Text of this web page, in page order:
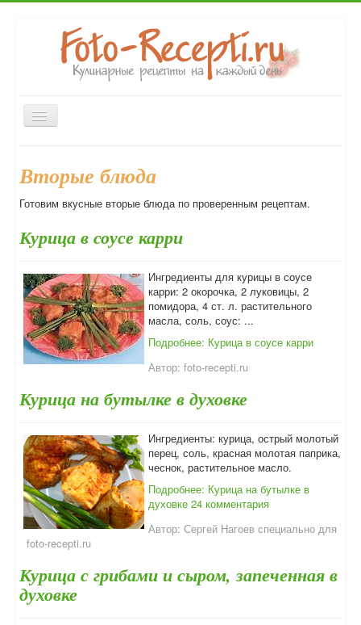
Включить/
выключить
Десерты Выпечка
Форум
Вторые блюда
Готовим вкусные вторые блюда по проверенным рецептам.
Курица в соусе карри
Ингредиенты для курицы в соусе
карри: 2 окорочка, 2 луковицы, 2
помидора, 4 ст. л. растительного
масла, соль, соус: ...
Подробнее: Курица в соусе карри
Автор: foto-recepti.ru
Курица на бутылке в духовке
Ингредиенты: курица, острый молотый
перец, соль, красная молотая паприка,
чеснок, растительное масло.
Подробнее: Курица на бутылке в
духовке 24 комментария
Автор: Сергей Нагоев специально для
foto-recepti.ru
Курица с грибами и сыром, запеченная в
духовке